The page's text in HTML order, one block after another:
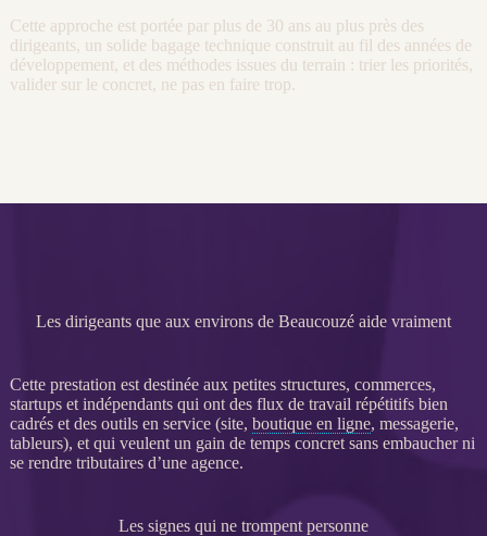
Cette approche est portée par plus de 30 ans au plus près des
dirigeants, un solide bagage technique construit au fil des années de
développement, et des méthodes issues du terrain : trier les priorités,
valider sur le concret, ne pas en faire trop.
Les dirigeants que aux environs de Beaucouzé aide vraiment
Cette prestation est destinée aux petites structures, commerces,
startups et indépendants qui ont des fluxde travail répétitifs bien
cadrés et des outils en service (site, boutique en ligne, messagerie,
tableurs), et qui veulent un gain de temps concret sans embaucher ni
se rendre tributaires d’une agence.
Les signes qui ne trompent personne